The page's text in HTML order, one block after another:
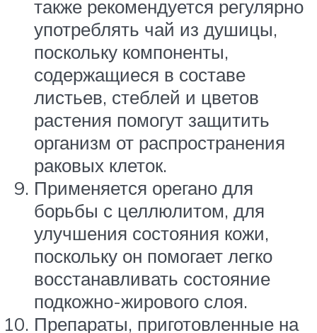
также рекомендуется регулярно
употреблять чай из душицы,
поскольку компоненты,
содержащиеся в составе
листьев, стеблей и цветов
растения помогут защитить
организм от распространения
раковых клеток.
Применяется орегано для
борьбы с целлюлитом, для
улучшения состояния кожи,
поскольку он помогает легко
восстанавливать состояние
подкожно-жирового слоя.
Препараты, приготовленные на